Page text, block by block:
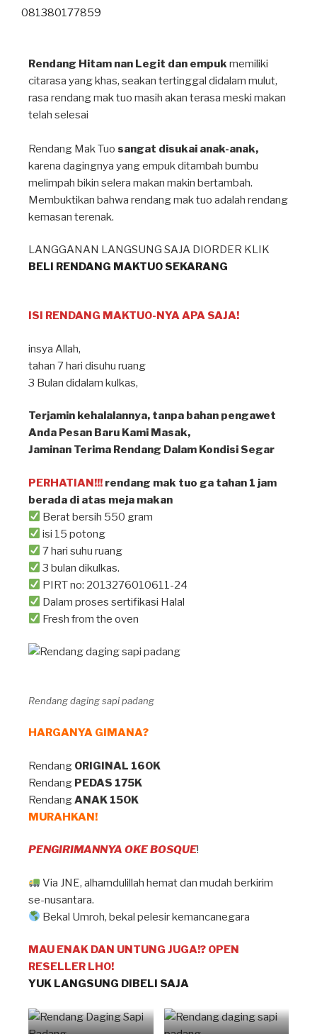
p
Rendang Hitam nan Legit dan empukmemiliki
citarasa yang khas, seakan tertinggal didalam mulut,
rasa rendang mak tuo masih akan terasa meski makan
telah selesai⁣
Rendang Mak Tuo sangat disukai anak-anak,
karena dagingnya yang empuk ditambah bumbu
melimpah bikin selera makan makin bertambah⁣.
Membuktikan bahwa rendang mak tuo adalah rendang
kemasan terenak.
LANGGANAN LANGSUNG SAJA DIORDER KLIK
BELI RENDANG MAKTUO SEKARANG
ISI RENDANG MAKTUO-NYA APA SAJA!
insya Allah⁣,
tahan 7 hari disuhu ruang ⁣
3 Bulan didalam kulkas, ⁣
Terjamin kehalalannya, tanpa bahan pengawet⁣
Anda Pesan Baru Kami Masak, ⁣
Jaminan Terima Rendang Dalam Kondisi Segar⁣
PERHATIAN!!! rendang mak tuo ga tahan 1 jam
berada di atas meja makan ⁣
Berat bersih 550 gram
isi 15 potong
7 hari suhu ruang
3 bulan dikulkas.
PIRT no: 2013276010611-24
Dalam proses sertifikasi Halal
Fresh from the oven
Rendang daging sapi padang
HARGANYA GIMANA?
Rendang ORIGINAL 160K
Rendang PEDAS 175K
RendangANAK 150K
MURAHKAN!
PENGIRIMANNYA OKE BOSQUE!
Via JNE, alhamdulillah hemat dan mudah berkirim
se-nusantara.
Bekal Umroh, bekal pelesir kemancanegara
MAU ENAK DAN UNTUNG JUGA!? OPEN
RESELLER LHO!
YUK LANGSUNG DIBELI SAJA